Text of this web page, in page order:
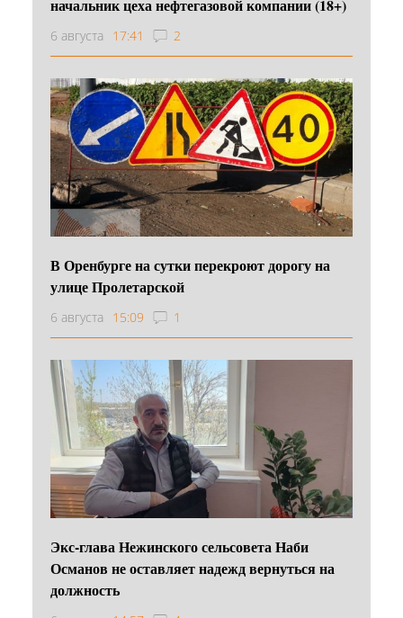
начальник цеха нефтегазовой компании (18+)
6 августа 17:41 2
В Оренбурге на сутки перекроют дорогу на
улице Пролетарской
6 августа 15:09 1
Экс-глава Нежинского сельсовета Наби
Османов не оставляет надежд вернуться на
должность